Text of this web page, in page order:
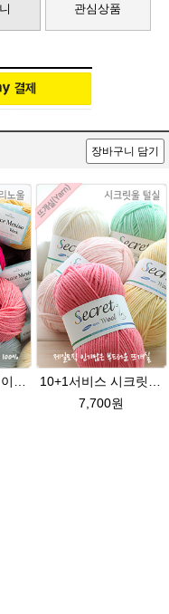
관심상품
장바구니 담기
10+1서비스 그레이스메리노울 부드러운 털실/뜨개실/뜨개질실/손뜨개실/목도리털실/모자털실
10+1서비스 시크릿울(Secret Wool)뜨개질 털실 뜨개질실
7,700원